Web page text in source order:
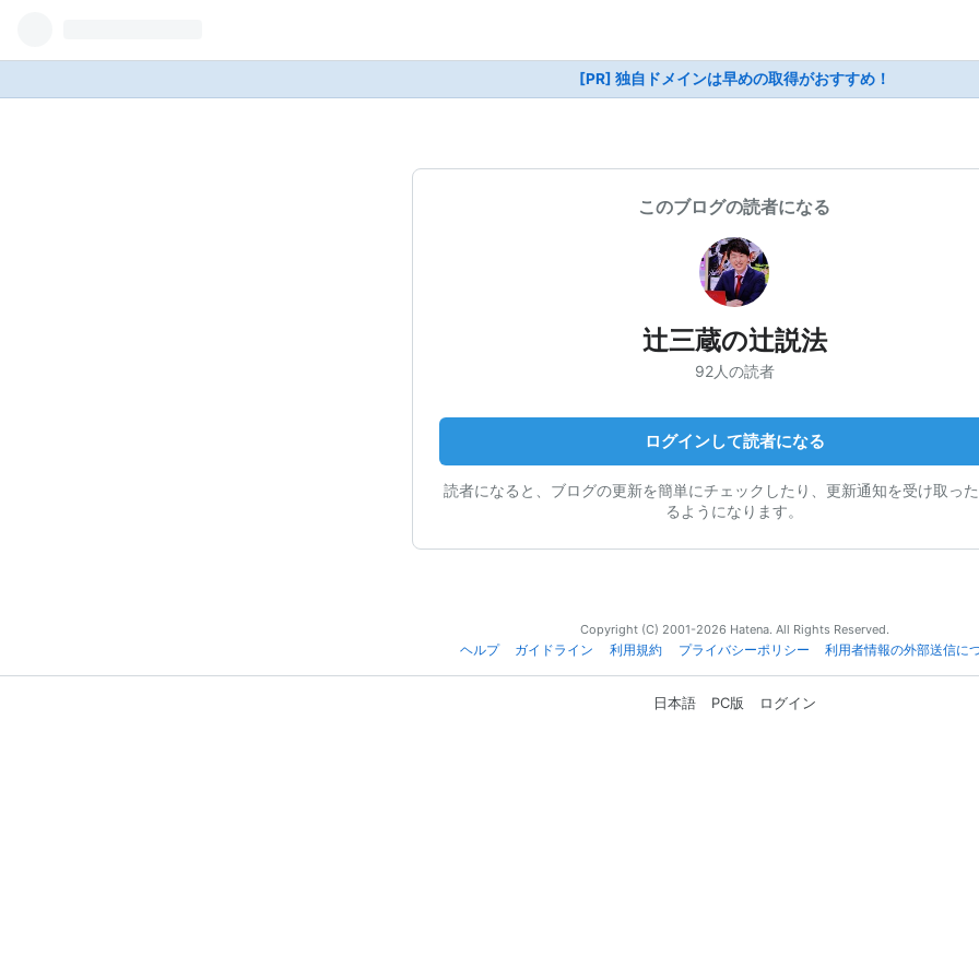
[PR] 独自ドメインは早めの取得がおすすめ！
このブログの読者になる
辻三蔵の辻説法
92人の読者
ログインして読者になる
読者になると、ブログの更新を簡単にチェックしたり、更新通知を受け取っ
るようになります。
Copyright (C) 2001-2026 Hatena. All Rights Reserved.
ヘルプ
ガイドライン 利用規約 プライバシーポリシー 利用者情報の外部送信に
日本語 PC版 ログイン